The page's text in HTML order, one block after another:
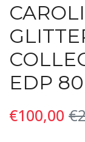
EDP
€100,00